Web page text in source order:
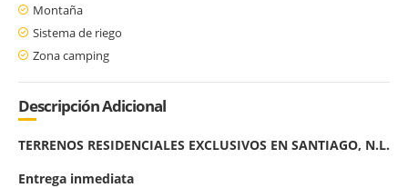
Montaña
Sistema de riego
Zona camping
Descripción Adicional
TERRENOS RESIDENCIALES EXCLUSIVOS EN SANTIAGO, N.L.
Entrega inmediata